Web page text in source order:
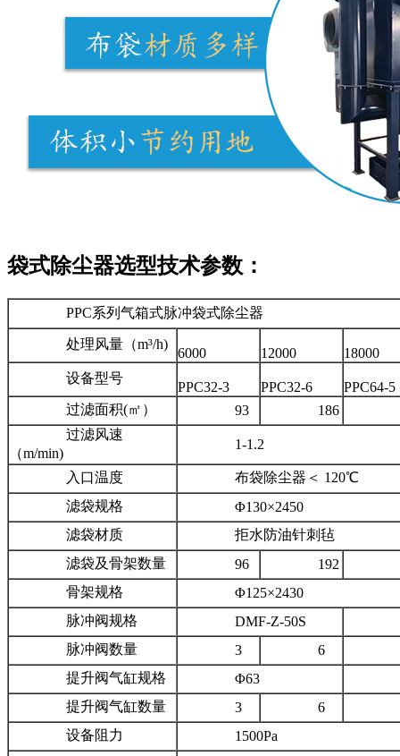
袋式除尘器选型技术参数：
PPC系列气箱式脉冲袋式除尘器
处理风量（m³/h)
6000 12000
18000
设备型号
PPC32-3 PPC32-6
PPC64-5
过滤面积(㎡）
93 186
过滤风速
（m/min)
1-1.2
入口温度
布袋除尘器＜ 120℃
滤袋规格
Φ130×2450
滤袋材质
拒水防油针刺毡
滤袋及骨架数量
96 192
骨架规格
Φ125×2430
脉冲阀规格
DMF-Z-50S
脉冲阀数量
3 6
提升阀气缸规格
Φ63
提升阀气缸数量
3 6
设备阻力
1500Pa